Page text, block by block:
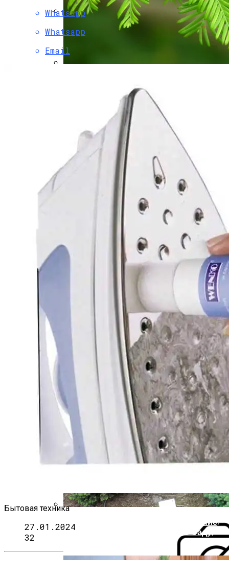
Стальные Двери
Решение Проблем С
Финансированием Строительства С
Помощью DefSmeta
Как Выбрать Эффективный И Тихий
Вентилятор Для Дома
Электрочайник: Какой Моделью
Оборудовать Свою Кухню?
Как Правильно Выбрать И Установить
Интеллектуальный Домашний
Размножение, Применение В Саду,
Микробиота: Описание, Уход И
Посадка, Размножение, Применение В
Саду, Фото
Ель Коника: Описание, Выращивание,
Уход И Посадка, Применение В Саду,
Whatsapp
Whatsapp
Email
Бытовая техника
27.01.2024
32